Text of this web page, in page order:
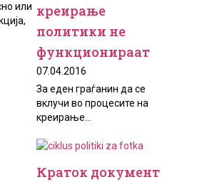
или креирање
политики не
функционираат
07.04.2016
За еден граѓанин да се
вклучи во процесите на
креирање...
Краток документ